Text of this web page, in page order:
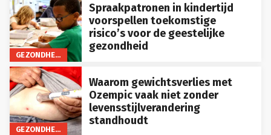
GEZONDHEID
Spraakpatronen in kindertijd
voorspellen toekomstige
risico’s voor de geestelijke
gezondheid
GEZONDHEID
Waarom gewichtsverlies met
Ozempic vaak niet zonder
levensstijlverandering
standhoudt